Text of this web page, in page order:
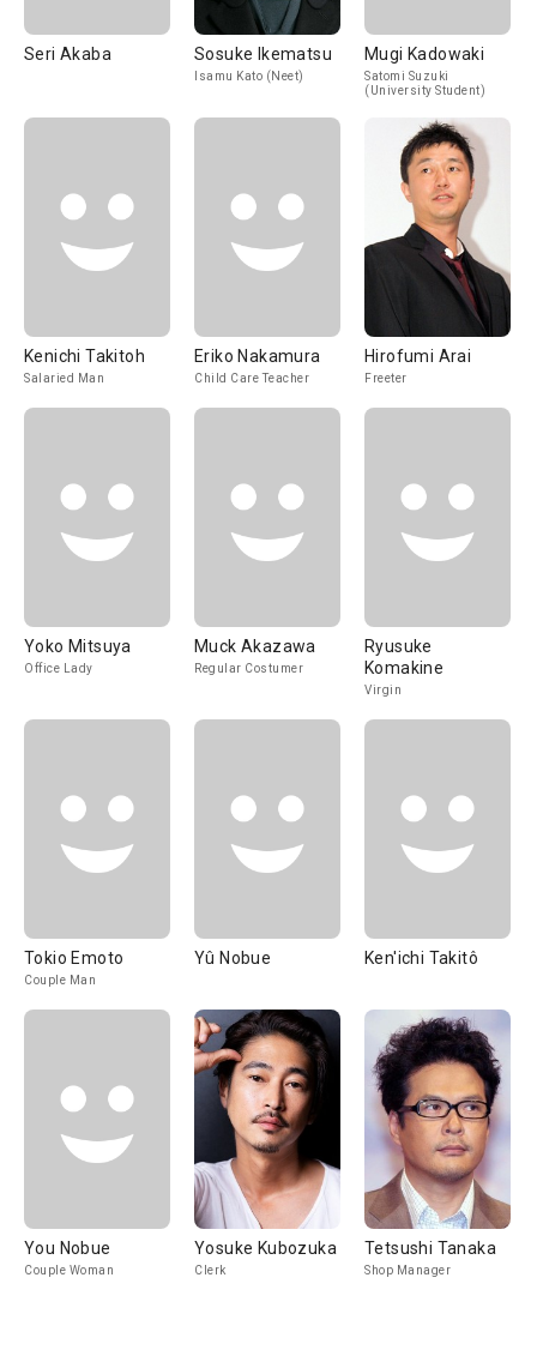
Seri Akaba Sosuke Ikematsu
Isamu Kato (Neet)
Mugi Kadowaki
Satomi Suzuki
(University Student)
Kenichi Takitoh
Salaried Man
Eriko Nakamura
Child Care Teacher
Hirofumi Arai
Freeter
Yoko Mitsuya
Office Lady
Muck Akazawa
Regular Costumer
Ryusuke
Komakine
Virgin
Tokio Emoto
Couple Man
Yû Nobue Ken'ichi Takitô
You Nobue
Couple Woman
Yosuke Kubozuka
Clerk
Tetsushi Tanaka
Shop Manager